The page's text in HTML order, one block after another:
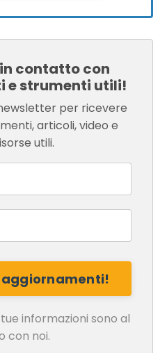
contatto con
e strumenti utili!
per ricevere
articoli, video e
utili.
informazioni sono al
con noi.